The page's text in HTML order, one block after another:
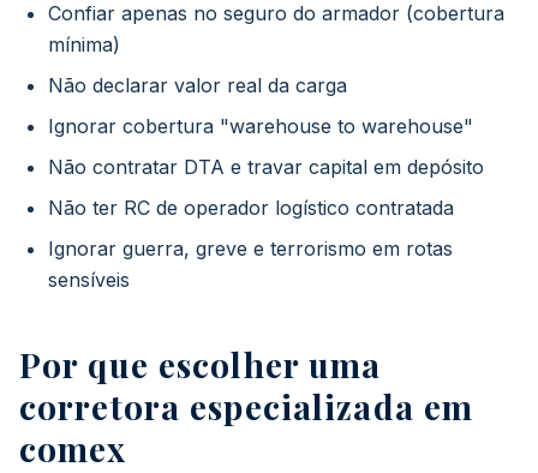
Confiar apenas no seguro do armador (cobertura
mínima)
Não declarar valor real da carga
Ignorar cobertura "warehouse to warehouse"
Não contratar DTA e travar capital em depósito
Não ter RC de operador logístico contratada
Ignorar guerra, greve e terrorismo em rotas
sensíveis
Por que escolher uma
corretora especializada em
comex